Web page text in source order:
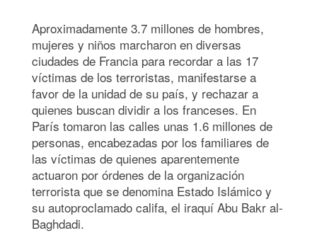
Aproximadamente 3.7 millones de hombres,
mujeres y niños marcharon en diversas
ciudades de Francia para recordar a las 17
víctimas de los terroristas, manifestarse a
favor de la unidad de su país, y rechazar a
quienes buscan dividir a los franceses. En
París tomaron las calles unas 1.6 millones de
personas, encabezadas por los familiares de
las víctimas de quienes aparentemente
actuaron por órdenes de la organización
terrorista que se denomina Estado Islámico y
su autoproclamado califa, el iraquí Abu Bakr al-
Baghdadi.